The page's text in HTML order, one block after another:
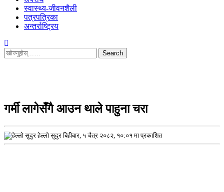
स्वास्थ्य-जीवनशैली
पत्रपत्रिका
अन्तर्राष्ट्रिय
Search
for:
गर्मी लागेसँगै आउन थाले पाहुना चरा
हेल्लो सुदुर बिहीबार, ५ चैत्र २०८२, १०:०१ मा प्रकाशित